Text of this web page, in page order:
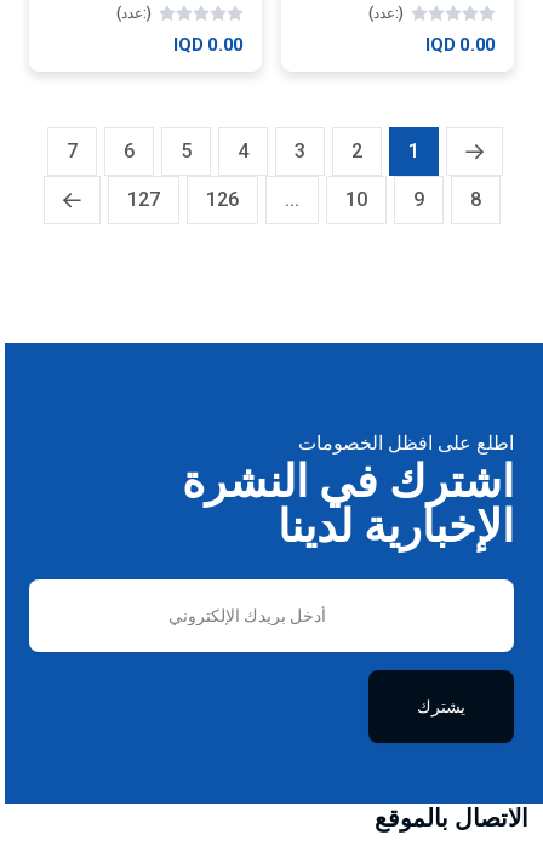
(:عدد)
0.00 IQD
(:عدد)
0.00 IQD
1
2
3
4
5
6
7
8
9
10
...
126
127
اطلع على افظل الخصومات
اشترك في النشرة
الإخبارية لدينا
يشترك
الاتصال بالموقع